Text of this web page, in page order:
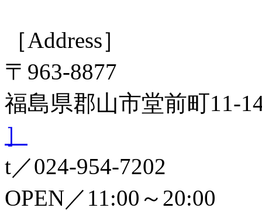
［Address］
〒963-8877
福島県郡山市堂前町
］
t／024-954-7202
OPEN／11:00～20:00